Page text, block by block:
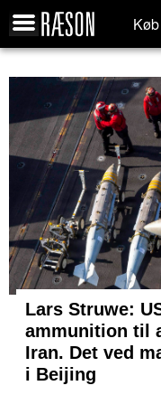
Lars Struwe:
ammunition til
Iran. Det ved
i Beijing